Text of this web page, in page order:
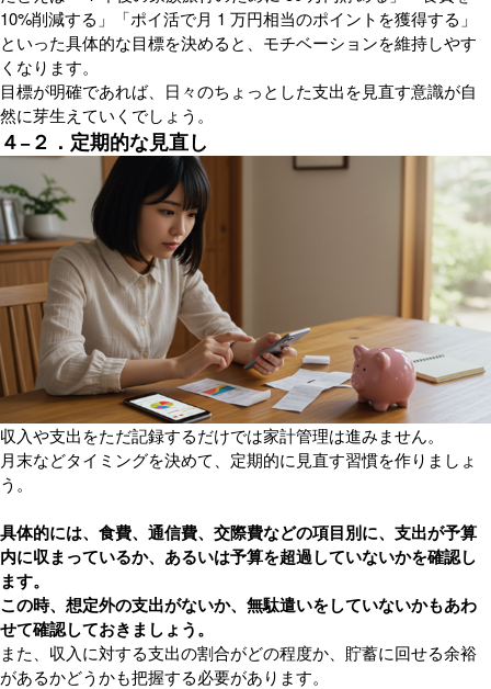
10%削減する」「ポイ活で月 1 万円相当のポイントを獲得する」
といった具体的な目標を決めると、モチベーションを維持しやす
くなります。
目標が明確であれば、日々のちょっとした支出を見直す意識が自
然に芽生えていくでしょう。
４−２．定期的な見直し
収入や支出をただ記録するだけでは家計管理は進みません。
月末などタイミングを決めて、定期的に見直す習慣を作りましょ
う。
具体的には、食費、通信費、交際費などの項目別に、支出が予算
内に収まっているか、あるいは予算を超過していないかを確認し
ます。
この時、想定外の支出がないか、無駄遣いをしていないかもあわ
せて確認しておきましょう。
また、収入に対する支出の割合がどの程度か、貯蓄に回せる余裕
があるかどうかも把握する必要があります。